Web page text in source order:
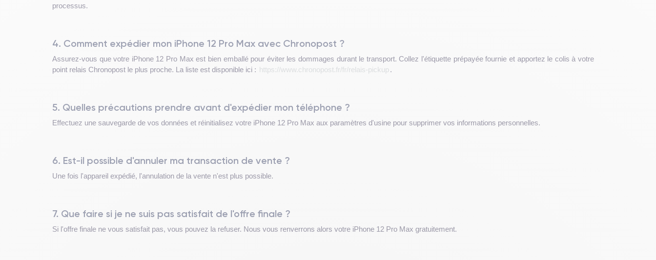
processus.
4. Comment expédier mon iPhone 12 Pro Max avec Chronopost ?
Assurez-vous que votre iPhone 12 Pro Max est bien emballé pour éviter les dommages durant le transport. Collez l'étiquette prépayée fournie et apportez le colis à votre
point relais Chronopost le plus proche. La liste est disponible ici : https://www.chronopost.fr/fr/relais-pickup .
5. Quelles précautions prendre avant d'expédier mon téléphone ?
Effectuez une sauvegarde de vos données et réinitialisez votre iPhone 12 Pro Max aux paramètres d'usine pour supprimer vos informations personnelles.
6. Est-il possible d'annuler ma transaction de vente ?
Une fois l'appareil expédié, l'annulation de la vente n'est plus possible.
7. Que faire si je ne suis pas satisfait de l'offre finale ?
Si l'offre finale ne vous satisfait pas, vous pouvez la refuser. Nous vous renverrons alors votre iPhone 12 Pro Max gratuitement.